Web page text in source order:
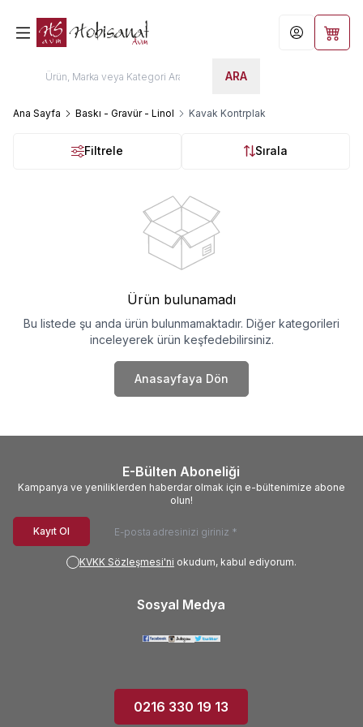
ARA
Hesabım
Ana Sayfa Baskı - Gravür - Linol Kavak Kontrplak
Filtrele Sırala
Ürün bulunamadı
Bu listede şu anda ürün bulunmamaktadır. Diğer kategorileri
inceleyerek ürün keşfedebilirsiniz.
Anasayfaya Dön
E-Bülten Aboneliği
Kampanya ve yeniliklerden haberdar olmak için e-bültenimize abone
olun!
Kayıt Ol
KVKK Sözleşmesi'ni okudum, kabul ediyorum.
Sosyal Medya
0216 330 19 13